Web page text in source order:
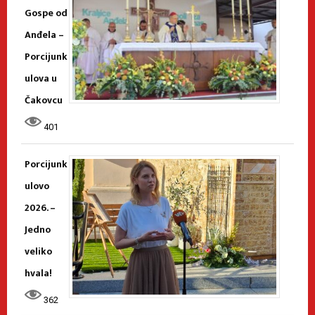
Gospe od
Anđela –
Porcijunk
ulova u
Čakovcu
401
Porcijunk
ulovo
2026. –
Jedno
veliko
hvala!
362